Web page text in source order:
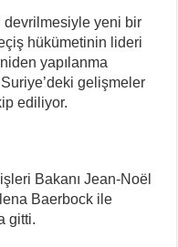
devrilmesiyle yeni bir
hükümetinin lideri
yapılanma
gelişmeler
ediliyor.
Bakanı Jean-Noël
Baerbock ile
gitti.